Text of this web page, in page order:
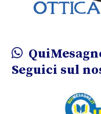
Seguici sul